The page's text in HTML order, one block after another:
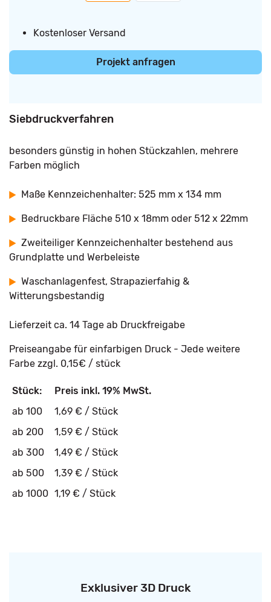
Kostenloser Versand
Projekt anfragen
Siebdruckverfahren
besonders günstig in hohen Stückzahlen, mehrere
Farben möglich
Maße Kennzeichenhalter: 525 mm x 134 mm
Bedruckbare Fläche 510 x 18mm oder 512 x 22mm
Zweiteiliger Kennzeichenhalter bestehend aus
Grundplatte und Werbeleiste
Waschanlagenfest, Strapazierfahig &
Witterungsbestandig
Lieferzeit ca. 14 Tage ab Druckfreigabe
Preiseangabe für einfarbigen Druck - Jede weitere
Farbe zzgl. 0,15€ / stück
Stück:
Preis inkl. 19% MwSt.
ab 100
1,69 € / Stück
ab 200
1,59 € / Stück
ab 300
1,49 € / Stück
ab 500
1,39 € / Stück
ab 1000 1,19 € / Stück
Exklusiver 3D Druck